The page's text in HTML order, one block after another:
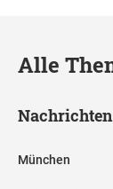
Alle
Nachrichten
München